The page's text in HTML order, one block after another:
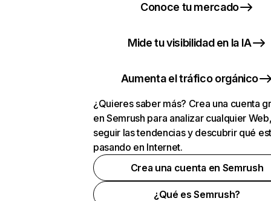
Conoce tu mercado
Mide tu visibilidad en la IA
Aumenta el tráfico orgánico
¿Quieres saber más? Crea una cuenta
en Semrush para analizar cualquier
seguir las tendencias y descubrir qué
pasando en Internet.
Crea una cuenta en Semrush
¿Qué es Semrush?